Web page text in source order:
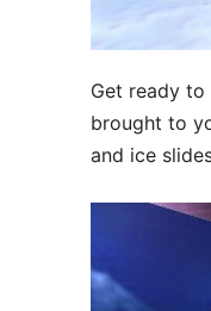
Get ready to
brought to
and ice